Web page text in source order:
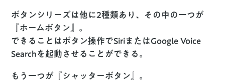
ボタンシリーズは他に2種類あり、その中の一つが
『ホームボタン』。
できることはボタン操作でSiriまたはGoogle Voice
Searchを起動させることができる。
もう一つが『シャッターボタン』。